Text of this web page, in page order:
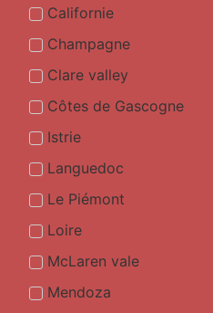
Californie
Champagne
Clare valley
Côtes de Gascogne
Istrie
Languedoc
Le Piémont
Loire
McLaren vale
Mendoza